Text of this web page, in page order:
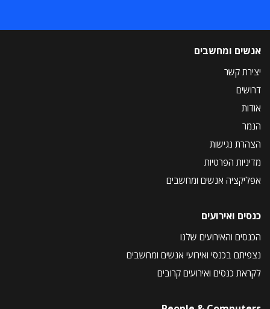
אנשים ומחשבים
יצירת קשר
דרושים
אודות
הנמר
הצהרת נגישות
מדיניות הפרטיות
אפליקציה אנשים ומחשבים
כנסים ואירועים
הכנסים והאירועים שלנו
נצפיתם בכנסי ואירועי אנשים ומחשבים
לקראת כנסים ואירועים קרובים